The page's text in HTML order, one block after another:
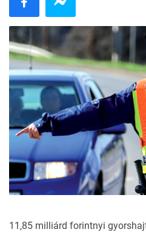
11,85 milliárd forintnyi